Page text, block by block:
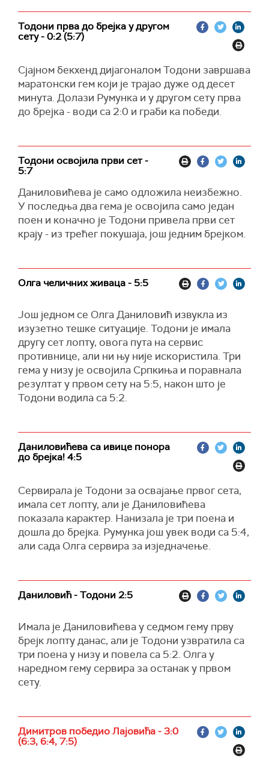
Тодони прва до брејка у другом
сету - 0:2 (5:7)
Сјајном бекхенд дијагоналом Тодони завршава
маратонски гем који је трајао дуже од десет
минута. Долази Румунка и у другом сету прва
до брејка - води са 2:0 и граби ка победи.
Тодони освојила први сет -
5:7
Даниловићева је само одложила неизбежно.
У последња два гема је освојила само један
поен и коначно је Тодони привела први сет
крају - из трећег покушаја, још једним брејком.
Олга челичних живаца - 5:5
Још једном се Олга Даниловић извукла из
изузетно тешке ситуације. Тодони је имала
другу сет лопту, овога пута на сервис
противнице, али ни њу није искористила. Три
гема у низу је освојила Српкиња и поравнала
резултат у првом сету на 5:5, након што је
Тодони водила са 5:2.
Даниловићева са ивице понора
до брејка! 4:5
Сервирала је Тодони за освајање првог сета,
имала сет лопту, али је Даниловићева
показала карактер. Нанизала је три поена и
дошла до брејка. Румунка још увек води са 5:4,
али сада Олга сервира за изједначење.
Даниловић - Тодони 2:5
Имала је Даниловићева у седмом гему прву
брејк лопту данас, али је Тодони узвратила са
три поена у низу и повела са 5:2. Олга у
наредном гему сервира за останак у првом
сету.
Димитров победио Лајовића - 3:0
(6:3, 6:4, 7:5)